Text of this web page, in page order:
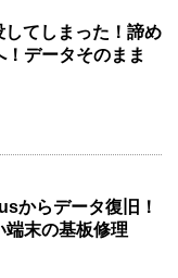
してしまった！諦め
データそのまま
からデータ復旧！
端末の基板修理